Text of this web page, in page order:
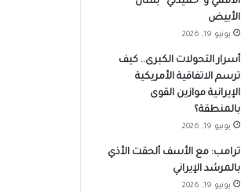
الأبيض
يونيو 19, 2026
أسرار التحولات الكبرى.. كيف
ترسم الاتفاقية الأمريكية
الإيرانية موازين القوى
بالمنطقة؟
يونيو 19, 2026
ترامب: مع الأسف ألحقت الأذي
بالمرشد الإيراني
يونيو 19, 2026